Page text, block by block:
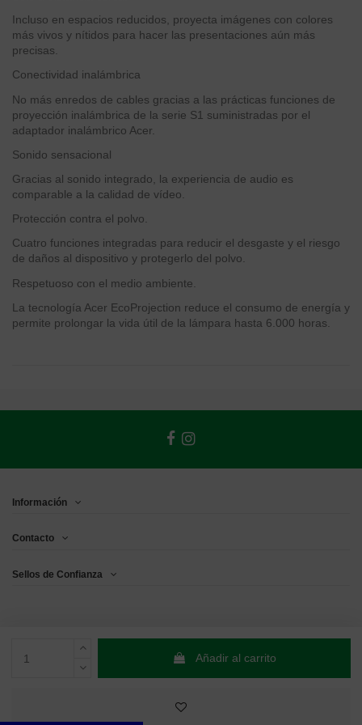
Añadir al carrito
Incluso en espacios reducidos, proyecta imágenes con colores
más vivos y nítidos para hacer las presentaciones aún más
precisas.
Conectividad inalámbrica
No más enredos de cables gracias a las prácticas funciones de
proyección inalámbrica de la serie S1 suministradas por el
adaptador inalámbrico Acer.
Sonido sensacional
Gracias al sonido integrado, la experiencia de audio es
comparable a la calidad de vídeo.
Protección contra el polvo.
Cuatro funciones integradas para reducir el desgaste y el riesgo
de daños al dispositivo y protegerlo del polvo.
Respetuoso con el medio ambiente.
La tecnología Acer EcoProjection reduce el consumo de energía y
permite prolongar la vida útil de la lámpara hasta 6.000 horas.
Información
Contacto
Sellos de Confianza